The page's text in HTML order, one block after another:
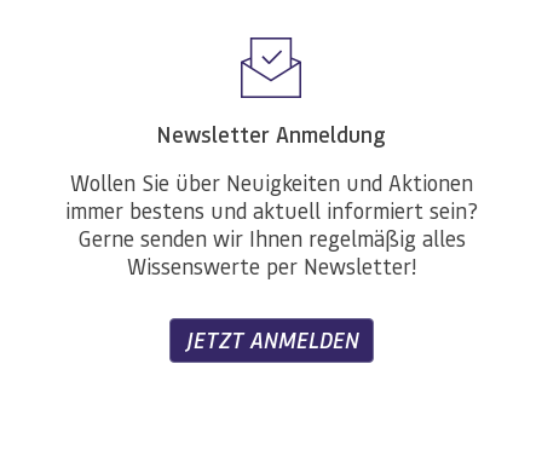
Newsletter Anmeldung
Wollen Sie über Neuigkeiten und Aktionen
immer bestens und aktuell informiert sein?
Gerne senden wir Ihnen regelmäßig alles
Wissenswerte per Newsletter!
JETZT ANMELDEN